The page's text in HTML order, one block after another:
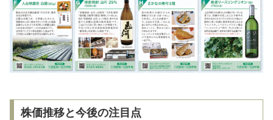
株価推移と今後の注目点